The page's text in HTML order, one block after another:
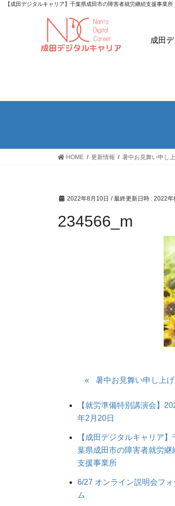
【成田デジタルキャリア】千葉県成田市の障害者就労継続支援事業所
成田
HOME 更新情報 暑中お見舞い申し
2022年8月10日 / 最終更新日時 : 2022年
234566_m
暑中お見舞い申し上
【就労準備特別講演会】
年2月20日
【成田デジタルキャリア】
葉県成田市の障害者就労継
支援事業所
6/27 オンライン説明会フォ
ム